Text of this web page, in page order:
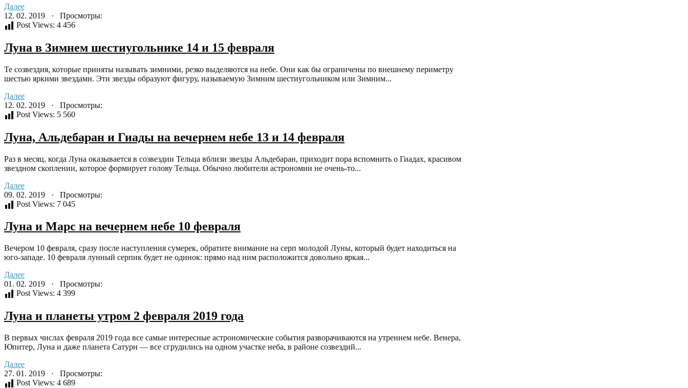
Далее
12. 02. 2019 · Просмотры:
Post Views: 4 456
Луна в Зимнем шестиугольнике 14 и 15 февраля
Те созвездия, которые приняты называть зимними, резко выделяются на небе. Они как бы ограничены по внешнему периметру
шестью яркими звездами. Эти звезды образуют фигуру, называемую Зимним шестиугольником или Зимним...
Далее
12. 02. 2019 · Просмотры:
Post Views: 5 560
Луна, Альдебаран и Гиады на вечернем небе 13 и 14 февраля
Раз в месяц, когда Луна оказывается в созвездии Тельца вблизи звезды Альдебаран, приходит пора вспомнить о Гиадах, красивом
звездном скоплении, которое формирует голову Тельца. Обычно любители астрономии не очень-то...
Далее
09. 02. 2019 · Просмотры:
Post Views: 7 045
Луна и Марс на вечернем небе 10 февраля
Вечером 10 февраля, сразу после наступления сумерек, обратите внимание на серп молодой Луны, который будет находиться на
юго-западе. 10 февраля лунный серпик будет не одинок: прямо над ним расположится довольно яркая...
Далее
01. 02. 2019 · Просмотры:
Post Views: 4 399
Луна и планеты утром 2 февраля 2019 года
В первых числах февраля 2019 года все самые интересные астрономические события разворачиваются на утреннем небе. Венера,
Юпитер, Луна и даже планета Сатурн — все сгрудились на одном участке неба, в районе созвездий...
Далее
27. 01. 2019 · Просмотры:
Post Views: 4 689